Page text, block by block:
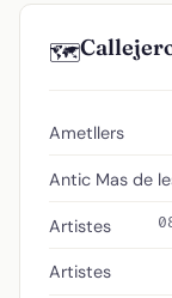
🗺️
Ametllers
Antic Mas de
Artistes
Artistes